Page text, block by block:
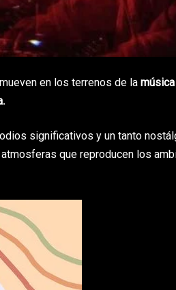
en los terrenos de lamúsica
.
significativos y un tanto
que reproducen los